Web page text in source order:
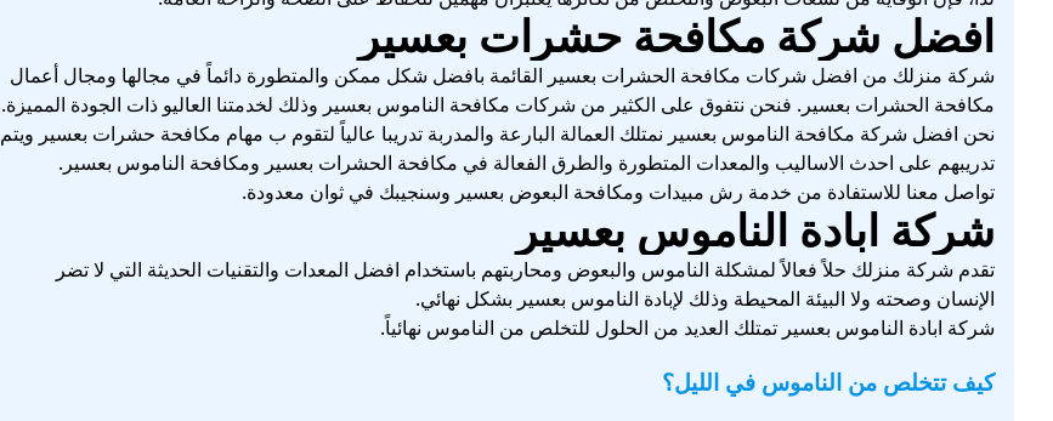
افضل شركة مكافحة حشرات بعسير
شركة منزلك من افضل شركات مكافحة الحشرات بعسير القائمة بافضل شكل ممكن والمتطورة دائماً في مجالها ومجال أعمال
مكافحة الحشرات بعسير. فنحن نتفوق على الكثير من شركات مكافحة الناموس بعسير وذلك لخدمتنا العاليو ذات الجودة المميزة.
نحن افضل شركة مكافحة الناموس بعسير نمتلك العمالة البارعة والمدربة تدريبا عالياً لتقوم ب مهام مكافحة حشرات بعسير ويتم
تدريبهم على احدث الاساليب والمعدات المتطورة والطرق الفعالة في مكافحة الحشرات بعسير ومكافحة الناموس بعسير.
تواصل معنا للاستفادة من خدمة رش مبيدات ومكافحة البعوض بعسير وسنجيبك في ثوان معدودة.
شركة ابادة الناموس بعسير
تقدم شركة منزلك حلاً فعالاً لمشكلة الناموس والبعوض ومحاربتهم باستخدام افضل المعدات والتقنيات الحديثة التي لا تضر
الإنسان وصحته ولا البيئة المحيطة وذلك لإبادة الناموس بعسير بشكل نهائي.
شركة ابادة الناموس بعسير تمتلك العديد من الحلول للتخلص من الناموس نهائياً.
كيف تتخلص من الناموس في الليل؟